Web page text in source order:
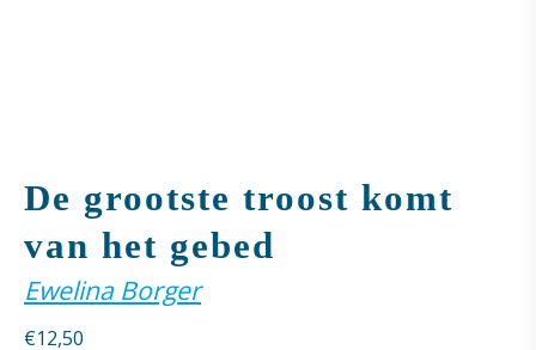
De grootste troost komt
van het gebed
Ewelina Borger
€12,50